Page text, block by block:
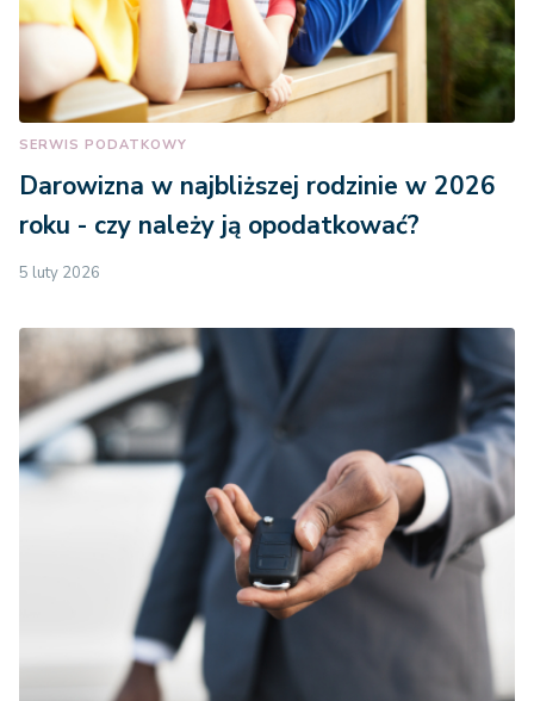
SERWIS PODATKOWY
Darowizna w najbliższej rodzinie w 2026
roku - czy należy ją opodatkować?
5 luty 2026